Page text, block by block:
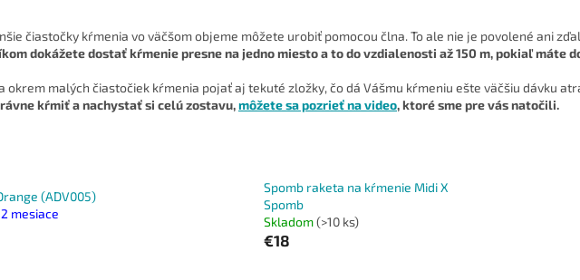
čiastočky kŕmenia vo väčšom objeme môžete urobiť pomocou člna. To ale nie je povolené ani
dokážete dostať kŕmenie presne na jedno miesto a to do vzdialenosti až 150 m, pokiaľ máte
okrem malých čiastočiek kŕmenia pojať aj tekuté zložky, čo dá Vášmu kŕmeniu ešte väčšiu dávku
kŕmiť a nachystať si celú zostavu,môžete sa pozrieť na video, ktoré sme pre vás natočili.
(ADV005)
mesiace
Spomb raketa na kŕmenie Midi X
Spomb
Skladom(>10 ks)
€18